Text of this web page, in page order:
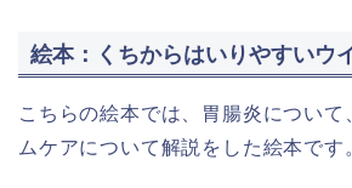
絵本：くちからはいりやすいウ
こちらの絵本では、胃腸炎について
ムケアについて解説をした絵本です